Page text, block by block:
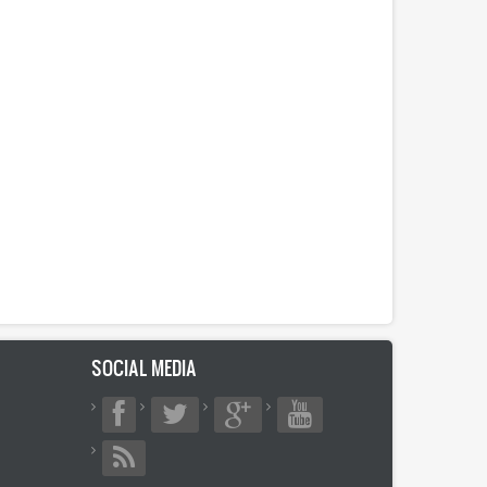
SOCIAL MEDIA